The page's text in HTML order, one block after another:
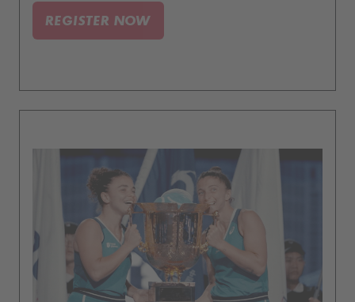
šéfa WTA, jehož tahy v branži vyvolaly hodně
nespokojenosti a pobouření.
REGISTER NOW